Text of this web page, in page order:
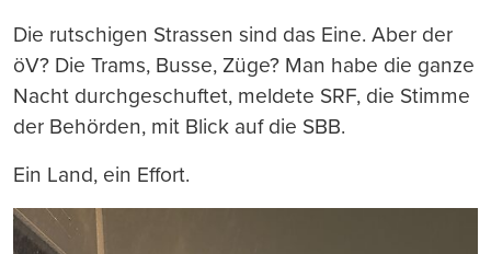
Die rutschigen Strassen sind das Eine. Aber der
öV? Die Trams, Busse, Züge? Man habe die ganze
Nacht durchgeschuftet, meldete SRF, die Stimme
der Behörden, mit Blick auf die SBB.
Ein Land, ein Effort.